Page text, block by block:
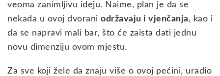
veoma zanimljivu ideju. Naime, plan je da se
nekada u ovoj dvorani održavaju i vjenčanja, kao i
da se napravi mali bar, što će zaista dati jednu
novu dimenziju ovom mjestu.
Za sve koji žele da znaju više o ovoj pećini, uradio